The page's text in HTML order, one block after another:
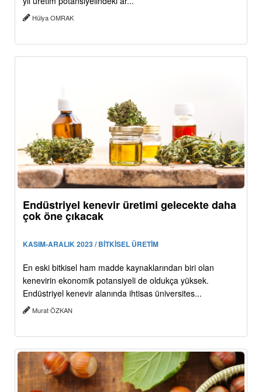
Hülya OMRAK
Endüstriyel kenevir üretimi gelecekte daha
çok öne çıkacak
KASIM-ARALIK 2023 / BİTKİSEL ÜRETİM
En eski bitkisel ham madde kaynaklarından biri olan
kenevirin ekonomik potansiyeli de oldukça yüksek.
Endüstriyel kenevir alanında ihtisas üniversites...
Murat ÖZKAN